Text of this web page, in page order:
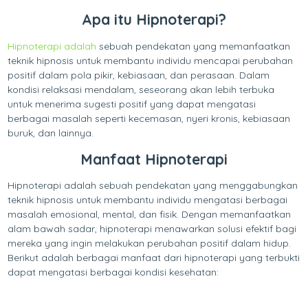
Apa itu Hipnoterapi?
Hipnoterapi adalah sebuah pendekatan yang memanfaatkan
teknik hipnosis untuk membantu individu mencapai perubahan
positif dalam pola pikir, kebiasaan, dan perasaan. Dalam
kondisi relaksasi mendalam, seseorang akan lebih terbuka
untuk menerima sugesti positif yang dapat mengatasi
berbagai masalah seperti kecemasan, nyeri kronis, kebiasaan
buruk, dan lainnya.
Manfaat Hipnoterapi
Hipnoterapi adalah sebuah pendekatan yang menggabungkan
teknik hipnosis untuk membantu individu mengatasi berbagai
masalah emosional, mental, dan fisik. Dengan memanfaatkan
alam bawah sadar, hipnoterapi menawarkan solusi efektif bagi
mereka yang ingin melakukan perubahan positif dalam hidup.
Berikut adalah berbagai manfaat dari hipnoterapi yang terbukti
dapat mengatasi berbagai kondisi kesehatan: